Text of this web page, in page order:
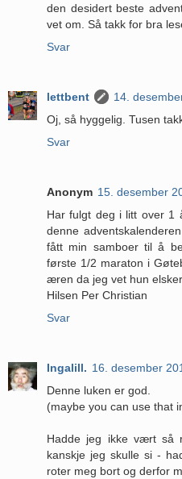
den desidert beste
vet om. Så takk for bra
Svar
lettbent
14.
Oj, så hyggelig. Tusen
Svar
Anonym 15. desember
Har fulgt deg i litt over 1
denne
fått min samboer til å
første 1/2 maraton i
æren da jeg vet hun
Hilsen Per Christian
Svar
Ingalill. 16. desember
Denne luken er god.
(maybe you can use that
Hadde jeg ikke vært så
kanskje jeg skulle si -
roter meg bort og derfor